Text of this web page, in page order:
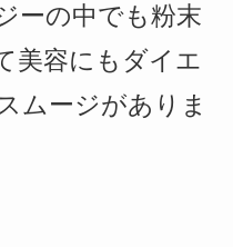
ーの中でも粉末
美容にもダイエ
ムージがありま